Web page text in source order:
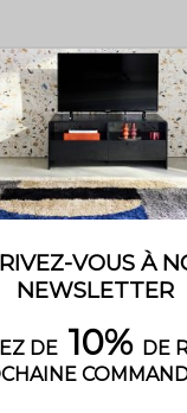
0,5 kg
Intérieur / Extérieur
Usage
Le produit est livré
son emballage
2 ans